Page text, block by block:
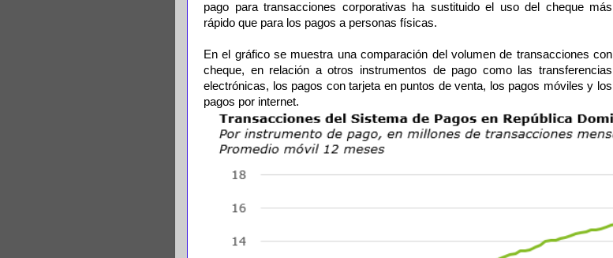
pago para transacciones corporativas ha sustituido el uso del cheque más
rápido que para los pagos a personas físicas.
En el gráfico se muestra una comparación del volumen de transacciones con
cheque, en relación a otros instrumentos de pago como las transferencias
electrónicas, los pagos con tarjeta en puntos de venta, los pagos móviles y los
pagos por internet.